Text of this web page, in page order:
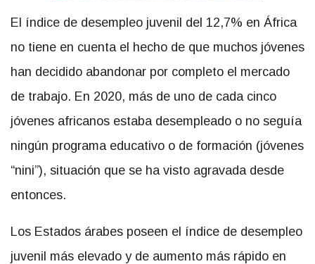
El índice de desempleo juvenil del 12,7% en África
no tiene en cuenta el hecho de que muchos jóvenes
han decidido abandonar por completo el mercado
de trabajo. En 2020, más de uno de cada cinco
jóvenes africanos estaba desempleado o no seguía
ningún programa educativo o de formación (jóvenes
“nini”), situación que se ha visto agravada desde
entonces.
Los Estados árabes poseen el índice de desempleo
juvenil más elevado y de aumento más rápido en